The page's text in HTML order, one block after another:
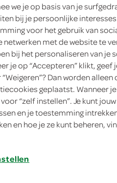
in
Let op:
simpel als
Lekker
we je op basis van je
bij je persoonlijke
voor het gebruik van
netwerken met de website te
bij het personaliseren van je
je op “Accepteren” klikt,
“Weigeren”? Dan worden
geplaatst. Wanneer
“zelf instellen”. Je kunt
en je toestemming
en hoe je ze kunt beheren,